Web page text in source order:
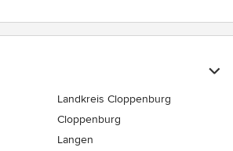
Landkreis Cloppenburg
Cloppenburg
Langen